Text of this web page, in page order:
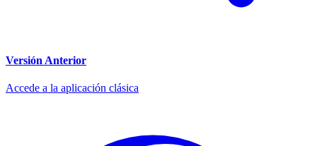
Versión Anterior
Accede a la aplicación clásica